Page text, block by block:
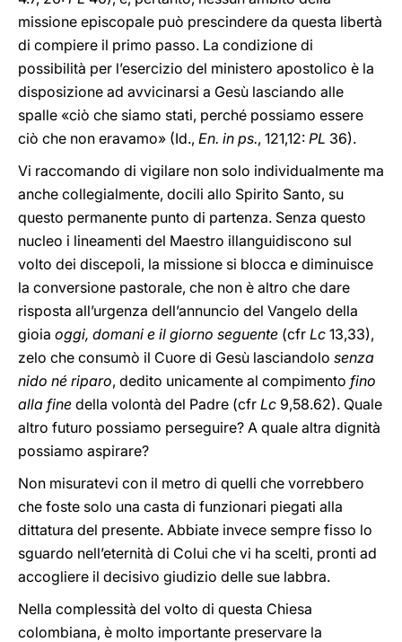
missione episcopale può prescindere da questa libertà
di compiere il primo passo. La condizione di
possibilità per l’esercizio del ministero apostolico è la
disposizione ad avvicinarsi a Gesù lasciando alle
spalle «ciò che siamo stati, perché possiamo essere
ciò che non eravamo» (Id., En. in ps., 121,12: PL 36).
Vi raccomando di vigilare non solo individualmente ma
anche collegialmente, docili allo Spirito Santo, su
questo permanente punto di partenza. Senza questo
nucleo i lineamenti del Maestro illanguidiscono sul
volto dei discepoli, la missione si blocca e diminuisce
la conversione pastorale, che non è altro che dare
risposta all’urgenza dell’annuncio del Vangelo della
gioia oggi, domani e il giorno seguente (cfr Lc 13,33),
zelo che consumò il Cuore di Gesù lasciandolo senza
nido né riparo, dedito unicamente al compimento fino
alla fine della volontà del Padre (cfr Lc 9,58.62). Quale
altro futuro possiamo perseguire? A quale altra dignità
possiamo aspirare?
Non misuratevi con il metro di quelli che vorrebbero
che foste solo una casta di funzionari piegati alla
dittatura del presente. Abbiate invece sempre fisso lo
sguardo nell’eternità di Colui che vi ha scelti, pronti ad
accogliere il decisivo giudizio delle sue labbra.
Nella complessità del volto di questa Chiesa
colombiana, è molto importante preservare la